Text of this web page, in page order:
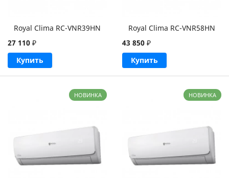
Royal Clima RC-VNR39HN
27 110 ₽
Купить
Royal Clima RC-VNR58HN
43 850₽
Купить
НОВИНКА НОВИНКА